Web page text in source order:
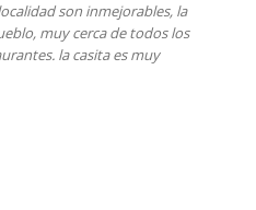
son inmejorables, la
muy cerca de todos los
la casita es muy